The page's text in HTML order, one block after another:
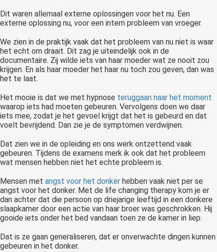
Dit waren allemaal externe oplossingen voor het nu. Een
externe oplossing nu, voor een intern probleem van vroeger.
We zien in de praktijk vaak dat het probleem van nu niet is waar
het echt om draait. Dit zag je uiteindelijk ook in de
documentaire. Zij wilde iets van haar moeder wat ze nooit zou
krijgen. En als haar moeder het haar nu toch zou geven, dan was
het te laat.
Het mooie is dat we met hypnose teruggaan naar het moment
waarop iets had moeten gebeuren. Vervolgens doen we daar
iets mee, zodat je het gevoel krijgt dat het is gebeurd en dat
voelt bevrijdend. Dan zie je de symptomen verdwijnen.
Dat zien we in de opleiding en ons werk ontzettend vaak
gebeuren. Tijdens de examens merk ik ook dat het probleem
wat mensen hebben niet het echte probleem is.
Mensen met angst voor het donker hebben vaak niet per se
angst voor het donker. Met de life changing therapy kom je er
dan achter dat die persoon op driejarige leeftijd in een donkere
slaapkamer door een actie van haar broer was geschrokken. Hij
gooide iets onder het bed vandaan toen ze de kamer in liep.
Dat is ze gaan generaliseren, dat er onverwachte dingen kunnen
gebeuren in het donker.